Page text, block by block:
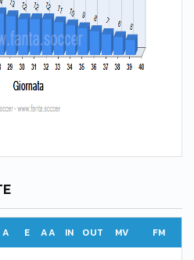
A E AA IN OUT MV FM